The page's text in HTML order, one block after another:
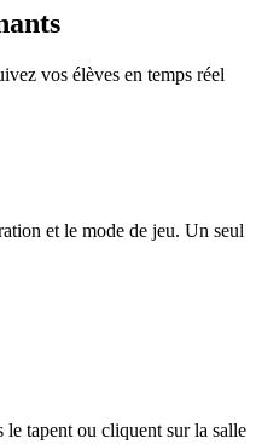
vos élèves en temps réel
et le mode de jeu. Un seul
tapent ou cliquent sur la salle